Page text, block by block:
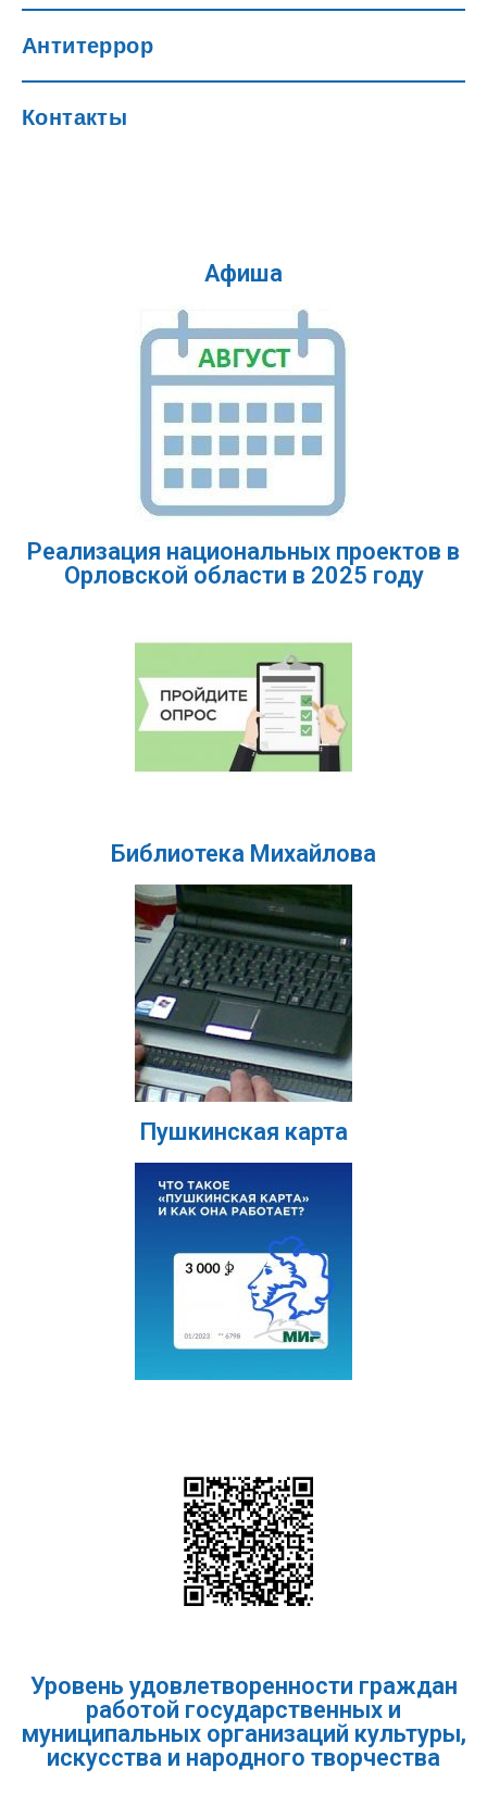
Антитеррор
Контакты
Афиша
Реализация национальных проектов в
Орловской области в 2025 году
Библиотека Михайлова
Пушкинская карта
Уровень удовлетворенности граждан
работой государственных и
муниципальных организаций культуры,
искусства и народного творчества